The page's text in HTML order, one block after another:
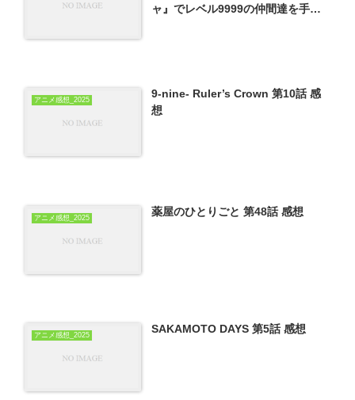
ャ』でレベル9999の仲間達を手に
アニメ感想_2025
9-nine- Ruler’s Crown 第10話 感
想
アニメ感想_2025 薬屋のひとりごと 第48話 感想
アニメ感想_2025 SAKAMOTO DAYS 第5話 感想